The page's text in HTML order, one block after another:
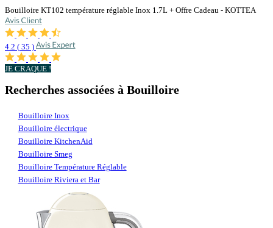
Bouilloire KT102 température réglable Inox 1.7L + Offre Cadeau - KOTTEA
4.2 ( 35 )
JE CRAQUE !
Recherches associées à Bouilloire
Bouilloire Inox
Bouilloire électrique
Bouilloire KitchenAid
Bouilloire Smeg
Bouilloire Température Réglable
Bouilloire Riviera et Bar